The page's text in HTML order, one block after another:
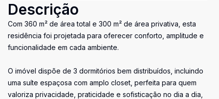
Descrição
Com 360 m² de área total e 300 m² de área privativa, esta
residência foi projetada para oferecer conforto, amplitude e
funcionalidade em cada ambiente.
O imóvel dispõe de 3 dormitórios bem distribuídos, incluindo
uma suíte espaçosa com amplo closet, perfeita para quem
valoriza privacidade, praticidade e sofisticação no dia a dia,